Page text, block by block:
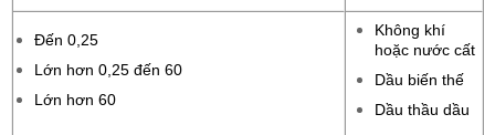
Đến 0,25
Lớn hơn 0,25 đến 60
Lớn hơn 60
Không khí
hoặc nước cất
Dầu biến thế
Dầu thầu dầu